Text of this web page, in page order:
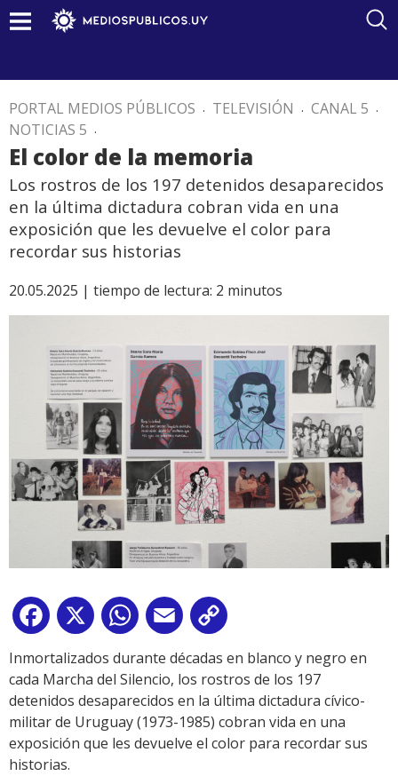
PORTAL MEDIOS PÚBLICOS . TELEVISIÓN . CANAL 5 .
NOTICIAS 5 .
El color de la memoria
Los rostros de los 197 detenidos desaparecidos
en la última dictadura cobran vida en una
exposición que les devuelve el color para
recordar sus historias
20.05.2025 | tiempo de lectura: 2 minutos
Facebook
X WhatsApp
Email
Link
Inmortalizados durante décadas en blanco y negro en
cada Marcha del Silencio, los rostros de los 197
detenidos desaparecidos en la última dictadura cívico-
militar de Uruguay (1973-1985) cobran vida en una
exposición que les devuelve el color para recordar sus
historias.